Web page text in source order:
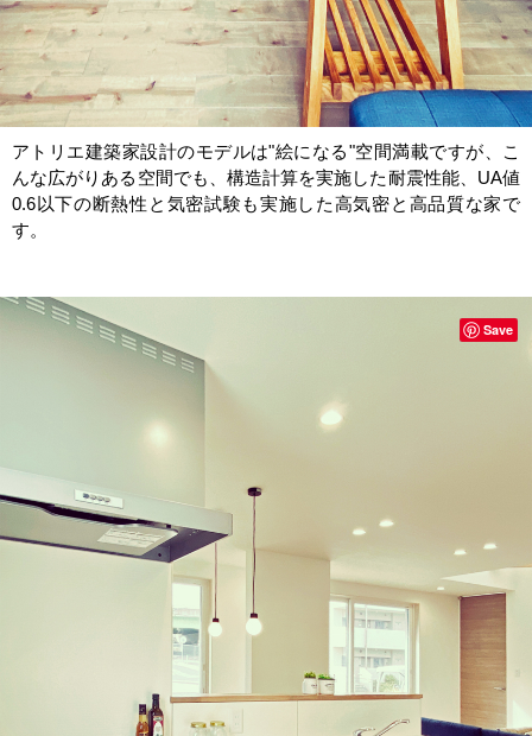
アトリエ建築家設計のモデルは"絵になる"空間満載ですが、こ
んな広がりある空間でも、構造計算を実施した耐震性能、UA値
0.6以下の断熱性と気密試験も実施した高気密と高品質な家で
す。
Save